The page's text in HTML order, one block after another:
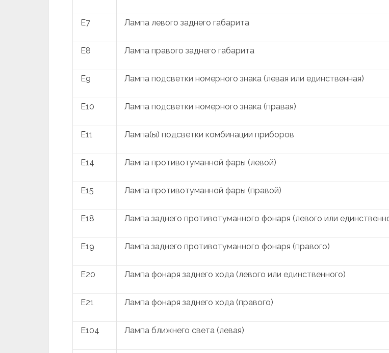
E7 Лампа левого заднего габарита
E8 Лампа правого заднего габарита
E9 Лампа подсветки номерного знака (левая или единственная)
E10 Лампа подсветки номерного знака (правая)
E11 Лампа(ы) подсветки комбинации приборов
E14 Лампа противотуманной фары (левой)
E15 Лампа противотуманной фары (правой)
E18 Лампа заднего противотуманного фонаря (левого или
E19 Лампа заднего противотуманного фонаря (правого)
E20 Лампа фонаря заднего хода (левого или единственного)
E21 Лампа фонаря заднего хода (правого)
E104 Лампа ближнего света (левая)